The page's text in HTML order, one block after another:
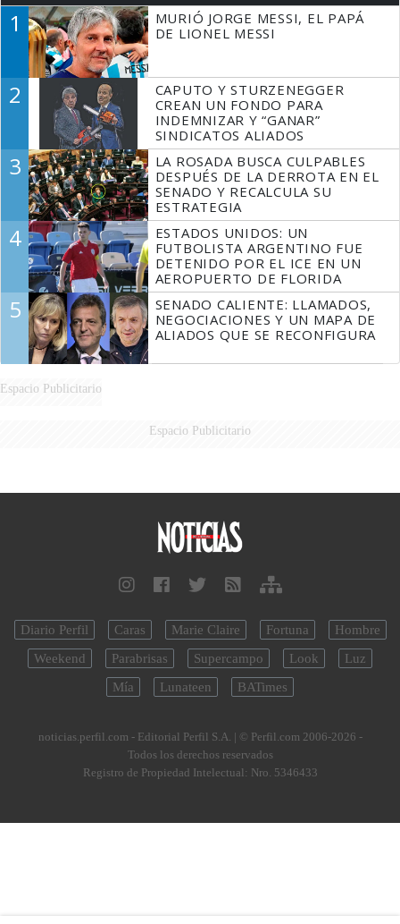
1
MURIÓ JORGE MESSI, EL PAPÁ
DE LIONEL MESSI
2
CAPUTO Y STURZENEGGER
CREAN UN FONDO PARA
INDEMNIZAR Y “GANAR”
SINDICATOS ALIADOS
3
LA ROSADA BUSCA CULPABLES
DESPUÉS DE LA DERROTA EN EL
SENADO Y RECALCULA SU
ESTRATEGIA
4
ESTADOS UNIDOS: UN
FUTBOLISTA ARGENTINO FUE
DETENIDO POR EL ICE EN UN
AEROPUERTO DE FLORIDA
5
SENADO CALIENTE: LLAMADOS,
NEGOCIACIONES Y UN MAPA DE
ALIADOS QUE SE RECONFIGURA
Espacio Publicitario
Espacio Publicitario
Diario Perfil Caras Marie Claire Fortuna
Hombre
Weekend
Parabrisas Supercampo Look
Luz
Mía
Lunateen BATimes
noticias.perfil.com - Editorial Perfil S.A. | © Perfil.com 2006-2026 -
Todos los derechos reservados
Registro de Propiedad Intelectual: Nro. 5346433